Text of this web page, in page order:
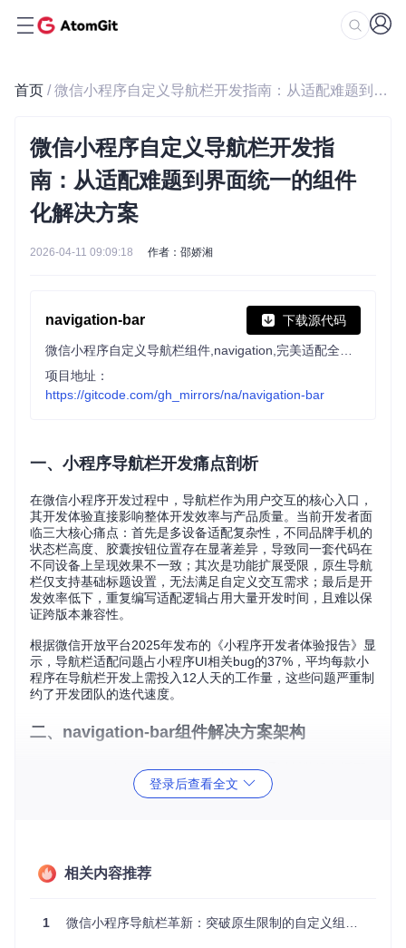
首页 / 微信小程序自定义导航栏开发指南：从适配难题到界面统一的组件化解决方案
微信小程序自定义导航栏开发指
南：从适配难题到界面统一的组件
化解决方案
2026-04-11 09:09:18 作者：邵娇湘
navigation-bar 下载源代码
项目地址：
https://gitcode.com/gh_mirrors/na/navigation-bar
一、小程序导航栏开发痛点剖析
在微信小程序开发过程中，导航栏作为用户交互的核心入口，
其开发体验直接影响整体开发效率与产品质量。当前开发者面
临三大核心痛点：首先是多设备适配复杂性，不同品牌手机的
状态栏高度、胶囊按钮位置存在显著差异，导致同一套代码在
不同设备上呈现效果不一致；其次是功能扩展受限，原生导航
栏仅支持基础标题设置，无法满足自定义交互需求；最后是开
发效率低下，重复编写适配逻辑占用大量开发时间，且难以保
证跨版本兼容性。
根据微信开放平台2025年发布的《小程序开发者体验报告》显
示，导航栏适配问题占小程序UI相关bug的37%，平均每款小
程序在导航栏开发上需投入12人天的工作量，这些问题严重制
约了开发团队的迭代速度。
二、navigation-bar组件解决方案架构
navigation-bar组件采用组件化设计思想，通过封装设备适配
逻辑与交互功能，为开发者提供开箱即用的导航栏解决方案。
该组件基于微信小程序自定义组件规范开发，核心架构包含三
gClientRect()获取胶囊按钮位置信息，结合
mInfoSync()返回的状态栏高度，建立动态布局计算模型。
号匹配实现精准适配。功能控制层采用属性驱动开发模式，将
导航栏功能抽象为可配置属性，支持背景样式、按钮显示、标
登录后查看全文
相关内容推荐
1 微信小程序导航栏革新：突破原生限制的自定义组件全攻略